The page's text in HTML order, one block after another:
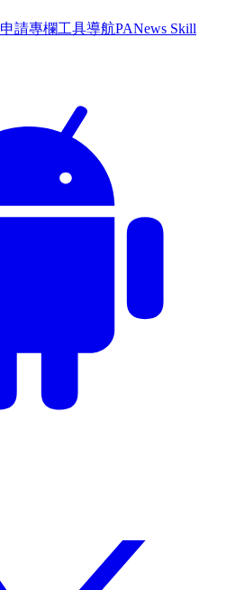
申請專欄工具導航PANews Skill